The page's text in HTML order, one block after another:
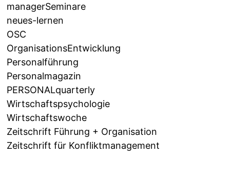
managerSeminare
neues-lernen
OSC
OrganisationsEntwicklung
Personalführung
Personalmagazin
PERSONALquarterly
Wirtschaftspsychologie
Wirtschaftswoche
Zeitschrift Führung + Organisation
Zeitschrift für Konfliktmanagement